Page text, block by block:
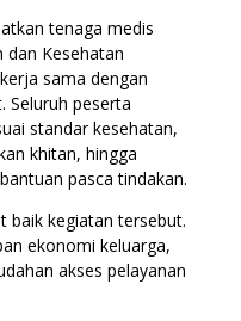
tenaga medis
Kesehatan
sama dengan
Seluruh peserta
standar kesehatan,
khitan, hingga
pasca tindakan.
baik kegiatan tersebut.
ekonomi keluarga,
akses pelayanan